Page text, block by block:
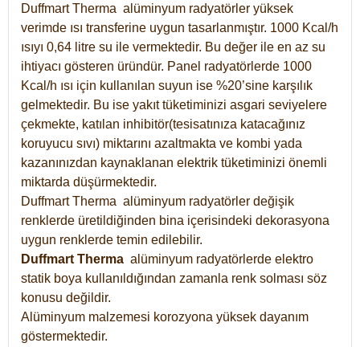
Duffmart Therma alüminyum radyatörler yüksek
verimde ısı transferine uygun tasarlanmıştır. 1000 Kcal/h
ısıyı 0,64 litre su ile vermektedir. Bu değer ile en az su
ihtiyacı gösteren üründür. Panel radyatörlerde 1000
Kcal/h ısı için kullanılan suyun ise %20’sine karşılık
gelmektedir. Bu ise yakıt tüketiminizi asgari seviyelere
çekmekte, katılan inhibitör(tesisatınıza katacağınız
koruyucu sıvı) miktarını azaltmakta ve kombi yada
kazanınızdan kaynaklanan elektrik tüketiminizi önemli
miktarda düşürmektedir.
Duffmart Therma alüminyum radyatörler değişik
renklerde üretildiğinden bina içerisindeki dekorasyona
uygun renklerde temin edilebilir.
Duffmart Therma alüminyum radyatörlerde elektro
statik boya kullanıldığından zamanla renk solması söz
konusu değildir.
Alüminyum malzemesi korozyona yüksek dayanım
göstermektedir.